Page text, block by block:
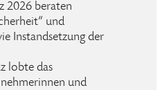
2026 beraten
und
Instandsetzung der
lobte das
und